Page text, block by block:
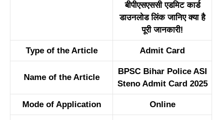
बीपीएसएससी एडमिट कार्ड
डाउनलोड लिंक जानिए क्या है
पूरी जानकारी!
Type of the Article Admit Card
Name of the Article
BPSC Bihar Police ASI
Steno Admit Card 2025
Mode of Application Online